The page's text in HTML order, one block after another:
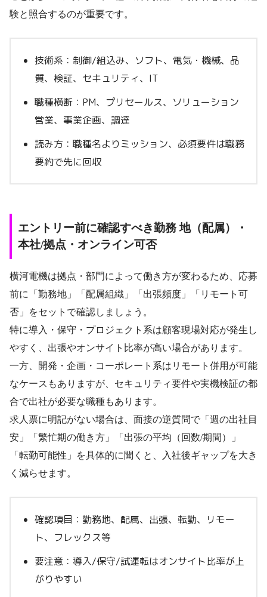
験と照合するのが重要です。
技術系：制御/組込み、ソフト、電気・機械、品
質、検証、セキュリティ、IT
職種横断：PM、プリセールス、ソリューション
営業、事業企画、調達
読み方：職種名よりミッション、必須要件は職務
要約で先に回収
エントリー前に確認すべき勤務 地（配属）・
本社/拠点・オンライン可否
横河電機は拠点・部門によって働き方が変わるため、応募
前に「勤務地」「配属組織」「出張頻度」「リモート可
否」をセットで確認しましょう。
特に導入・保守・プロジェクト系は顧客現場対応が発生し
やすく、出張やオンサイト比率が高い場合があります。
一方、開発・企画・コーポレート系はリモート併用が可能
なケースもありますが、セキュリティ要件や実機検証の都
合で出社が必要な職種もあります。
求人票に明記がない場合は、面接の逆質問で「週の出社目
安」「繁忙期の働き方」「出張の平均（回数/期間）」
「転勤可能性」を具体的に聞くと、入社後ギャップを大き
く減らせます。
確認項目：勤務地、配属、出張、転勤、リモー
ト、フレックス等
要注意：導入/保守/試運転はオンサイト比率が上
がりやすい